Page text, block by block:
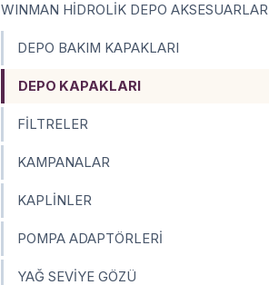
WINMAN HİDROLİK DEPO
DEPO BAKIM KAPAKLARI
DEPO KAPAKLARI
FİLTRELER
KAMPANALAR
KAPLİNLER
POMPA ADAPTÖRLERİ
YAĞ SEVİYE GÖZÜ